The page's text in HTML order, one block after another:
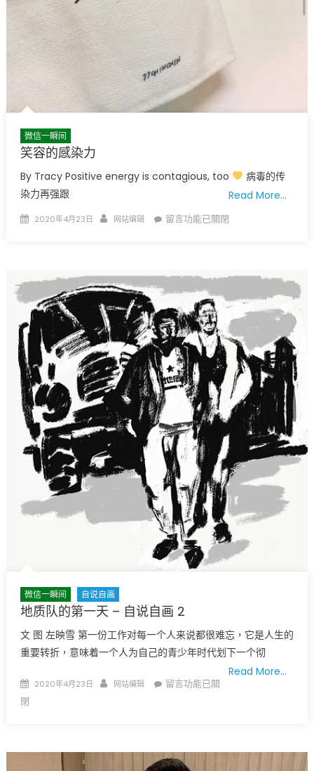
微信一瞬间
笑容的感染力
By Tracy Positive energy is contagious, too
病毒的传
染力再强跟
Read More…
Posted
2020年4月23日 Author
网站编辑
在
感
染
力〉
中
留言功能已關閉
微信一瞬间 自说自画
地质队的第一天 – 自说自画 2
文 图 左映雪 第一份工作对每一个人来说都很难忘，它是人生的
重要转折，意味着一个人为自己的⻘少年时代划下一个彻
Read More…
Posted
2020年4月23日 Author
网站编辑
在
第
留言功能已關
閉